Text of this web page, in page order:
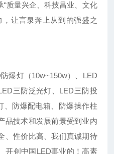
质量兴企、科技昌业、文化
让言泉奔上从到的强盛之
爆灯（10w~150w）、LED
三防泛光灯、LED三防投
、防爆配电箱、防爆操作柱
品技术和发展前景受到业内
、性价比高、我们真诚期待
开创中国LED事业的！高素